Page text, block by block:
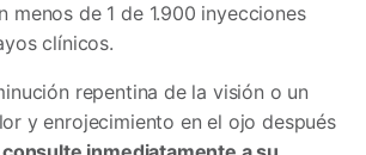
menos de 1 de 1.900 inyecciones
clínicos.
repentina de la visión o un
y enrojecimiento en el ojo después